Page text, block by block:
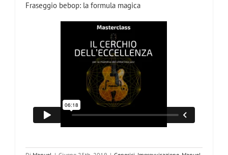
Fraseggio bebop: la formula magica